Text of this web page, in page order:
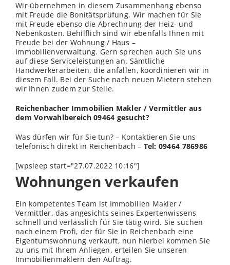
Wir übernehmen in diesem Zusammenhang ebenso
mit Freude die Bonitätsprüfung. Wir machen für Sie
mit Freude ebenso die Abrechnung der Heiz- und
Nebenkosten. Behilflich sind wir ebenfalls Ihnen mit
Freude bei der Wohnung / Haus –
Immobilienverwaltung. Gern sprechen auch Sie uns
auf diese Serviceleistungen an. Sämtliche
Handwerkerarbeiten, die anfallen, koordinieren wir in
diesem Fall. Bei der Suche nach neuen Mietern stehen
wir Ihnen zudem zurStelle.
Reichenbacher Immobilien Makler / Vermittler aus
dem Vorwahlbereich 09464 gesucht?
Was dürfen wir für Sie tun? – Kontaktieren Sie uns
telefonisch direkt in Reichenbach – Tel: 09464 786986
[wpsleep start="27.07.2022 10:16"]
Wohnungen verkaufen
Ein kompetentes Team ist Immobilien Makler /
Vermittler, das angesichts seines Expertenwissens
schnell undverlässlich für Sie tätig wird. Sie suchen
nach einem Profi, der für Sie in Reichenbach eine
Eigentumswohnung verkauft, nun hierbei kommen Sie
zu uns mit Ihrem Anliegen, erteilen Sie unseren
Immobilienmaklern den Auftrag.